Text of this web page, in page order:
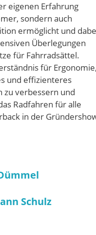
eigenen Erfahrung
sondern auch
ermöglicht und
Überlegungen
für Fahrradsättel.
für
und effizienteres
zu verbessern und
Radfahren für alle
in der
Schulz